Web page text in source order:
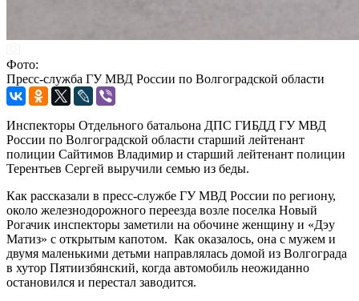
Фото:
Пресс-служба ГУ МВД России по Волгоградской области
Инспекторы Отдельного батальона ДПС ГИБДД ГУ МВД
России по Волгоградской области старший лейтенант
полиции Сайтимов Владимир и старший лейтенант полиции
Терентьев Сергей выручили семью из беды.
Как рассказали в пресс-службе ГУ МВД России по региону,
около железнодорожного переезда возле поселка Новый
Рогачик инспекторы заметили на обочине женщину и «Дэу
Матиз» с открытым капотом. Как оказалось, она с мужем и
двумя маленькими детьми направлялась домой из Волгограда
в хутор Пятиизбянский, когда автомобиль неожиданно
остановился и перестал заводится.